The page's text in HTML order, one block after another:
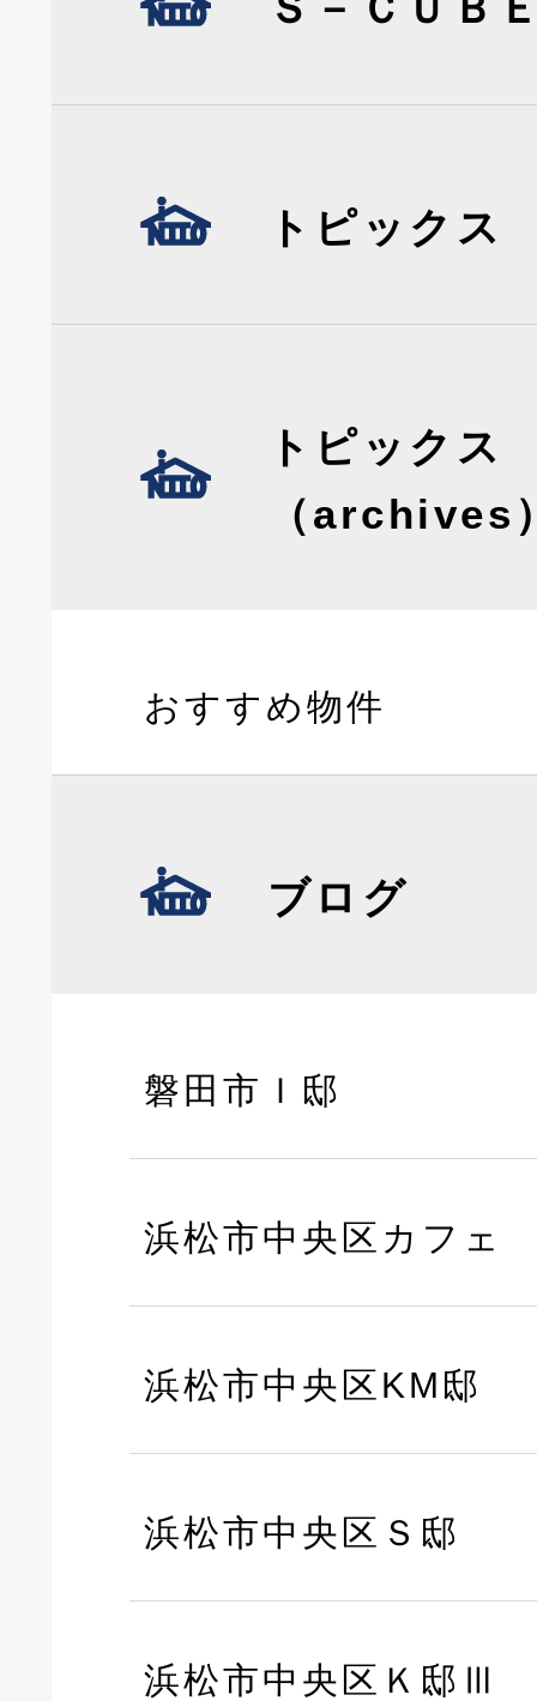
トピックス
トピックス
（archives
おすすめ物件
ブログ
磐田市Ｉ邸
浜松市中央区カフェ
浜松市中央区KM邸
浜松市中央区Ｓ邸
浜松市中央区Ｋ邸Ⅲ